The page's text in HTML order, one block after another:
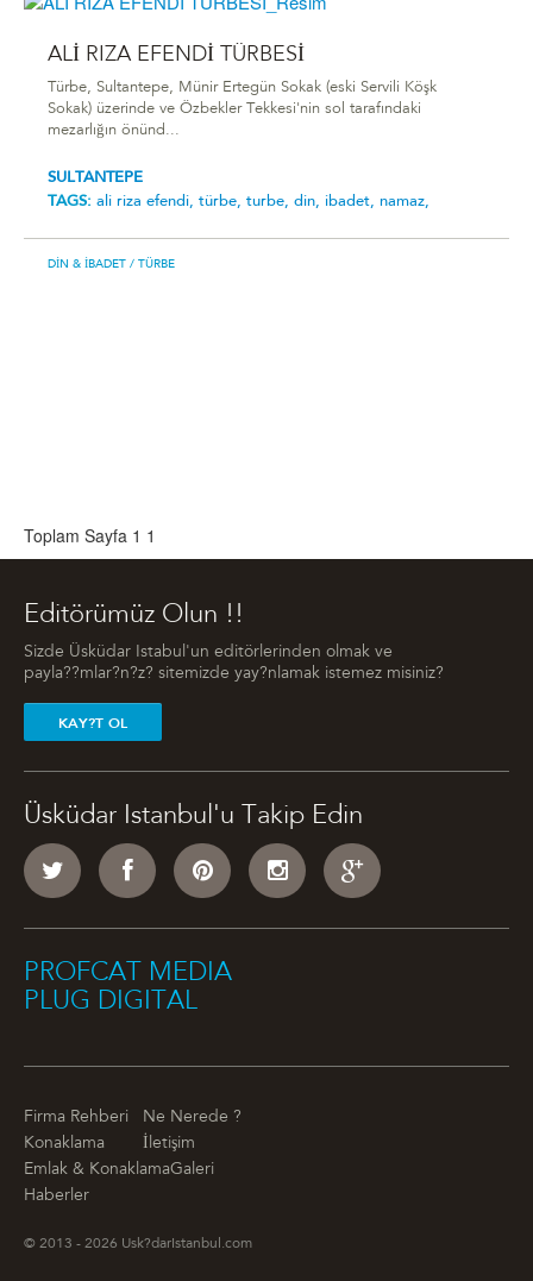
ALİ RIZA EFENDİ TÜRBESİ
Türbe, Sultantepe, Münir Ertegün Sokak (eski Servili Köşk
Sokak) üzerinde ve Özbekler Tekkesi'nin sol tarafındaki
mezarlığın önünd...
SULTANTEPE
TAGS: ali riza efendi, türbe, turbe, din, ibadet, namaz,
DIN & İBADET / TÜRBE
Toplam Sayfa 1 1
Editörümüz Olun !!
Sizde Üsküdar Istabul'un editörlerinden olmak ve
payla??mlar?n?z? sitemizde yay?nlamak istemez misiniz?
KAY?T OL
Üsküdar Istanbul'u Takip Edin
PROFCAT MEDIA
PLUG DIGITAL
Firma Rehberi
Ne Nerede ?
Konaklama
İletişim
Emlak & KonaklamaGaleri
Haberler
© 2013 - 2026 Usk?darIstanbul.com